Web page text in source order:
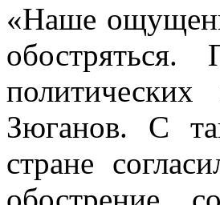
«Наше
обостряться.
Зюганов. С
стране